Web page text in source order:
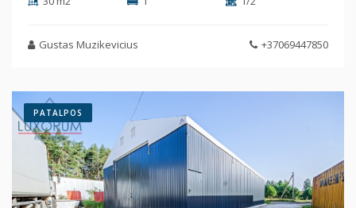
Gustas Muzikevicius +37069447850
PATALPOS